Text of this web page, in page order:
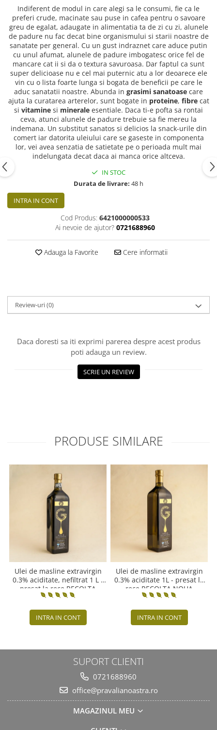
COSMETICE
REMEDII NATURISTE
TOATE PRODUSELE
Indiferent de modul in care alegi sa le consumi, fie ca le
preferi crude, macinate sau puse in cafea pentru o savoare
greu de egalat, adaugate in alimentatia ta de zi cu zi, alunele
de padure nu fac decat bine organismului si starii noastre de
sanatate per general. Cu un gust indraznet care aduce putin
cu unul afumat, alunele de padure imbogatesc orice fel de
mancare cat ii si da o textura savuroasa. Dar faptul ca sunt
super delicioase nu e cel mai puternic atu a lor deoarece ele
vin cu o lista foarte lunga si bogata de beneficii pe care le
aduc sanatatii noastre. Abunda in grasimi sanatoase care
ajuta la curatarea arterelor, sunt bogate in proteine, fibrecat
si vitamine si minerale esentiale. Daca ti-e pofta sa rontai
ceva, atunci alunele de padure trebuie sa fie mereu la
indemana. Un substitut sanatos si delicios la snack-urile din
comert iar datorita uleiului care se gaseste in componenta
lor, vei avea senzatia de satietate pe o perioada mult mai
indelungata decat daca ai manca orice altceva.
IN STOC
Durata de livrare: 48 h
INTRA IN CONT
Cod Produs: 6421000000533
Ai nevoie de ajutor? 0721688960
Adauga la Favorite Cere informatii
Review-uri(0)
Daca doresti sa iti exprimi parerea despre acest produs
poti adauga un review.
SCRIE UN REVIEW
PRODUSE SIMILARE
Ulei de masline extravirgin
0.3% aciditate, nefiltrat 1 L -
presat la rece RECOLTA
NOUA
INTRA IN CONT
Ulei de masline extravirgin
0.3% aciditate 1L - presat la
rece RECOLTA NOUA
INTRA IN CONT
SUPORT CLIENTI
0721688960
office@pravalianoastra.ro
MAGAZINUL MEU